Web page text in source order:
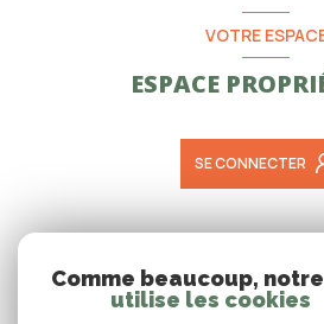
VOTRE
ESPACE
SE CONNECTER
NOUS
Comme beaucoup,
utilise les cookies